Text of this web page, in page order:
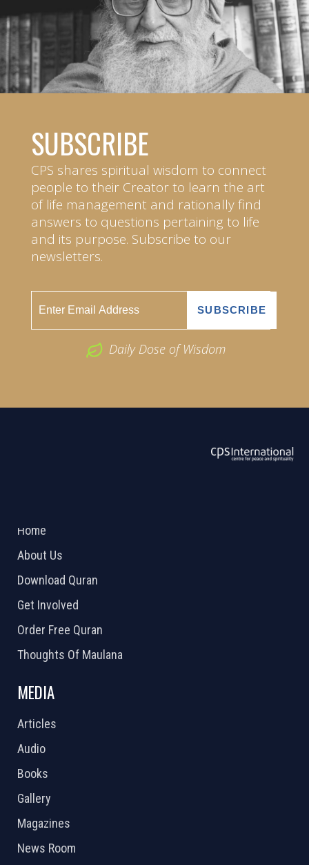
SUBSCRIBE
CPS shares spiritual wisdom to connect
people to their Creator to learn the art
of life management and rationally find
answers to questions pertaining to life
and its purpose. Subscribe to our
newsletters.
Daily Dose of Wisdom
Home
About Us
Download Quran
Get Involved
Order Free Quran
Thoughts Of Maulana
MEDIA
Articles
Audio
Books
Gallery
Magazines
News Room